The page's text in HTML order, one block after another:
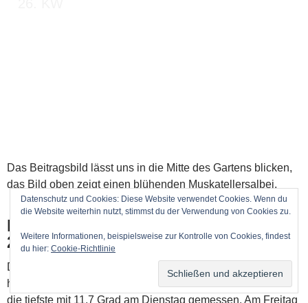
Das Beitragsbild lässt uns in die Mitte des Gartens blicken,
das Bild oben zeigt einen blühenden Muskatellersalbei.
Montag, 23.6.2025 – Sonntag,
29.6.2025
Die durchschnittliche Temperatur lag bei 21,9 Grad, die
höchste Temperatur wurde mit 33,9 Grad am Donnerstag,
die tiefste mit 11,7 Grad am Dienstag gemessen. Am Freitag
Datenschutz und Cookies: Diese Website verwendet Cookies. Wenn du
die Website weiterhin nutzt, stimmst du der Verwendung von Cookies zu.
Weitere Informationen, beispielsweise zur Kontrolle von Cookies, findest
du hier: Cookie-Richtlinie